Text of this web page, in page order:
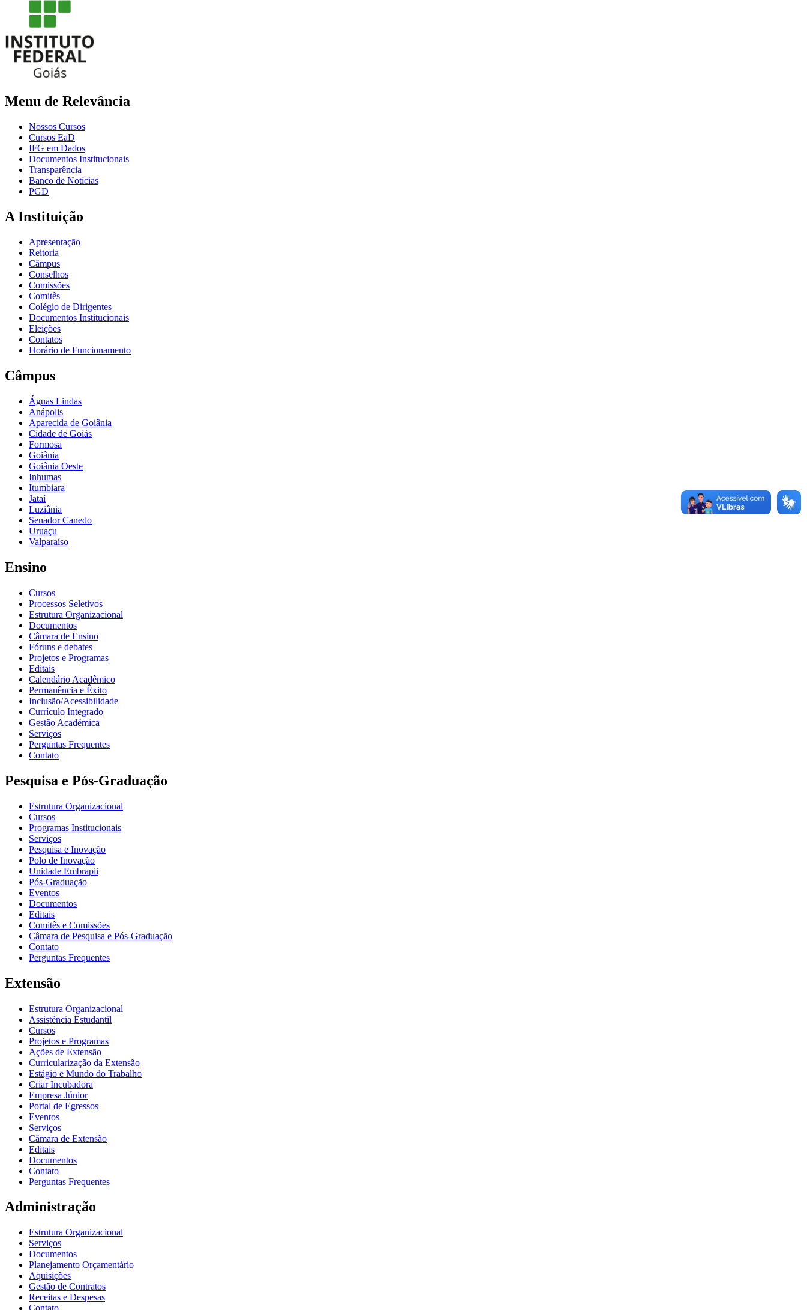
Menu de Relevância
Nossos Cursos
Cursos EaD
IFG em Dados
Documentos Institucionais
Transparência
Banco de Notícias
PGD
A Instituição
Apresentação
Reitoria
Câmpus
Conselhos
Comissões
Comitês
Colégio de Dirigentes
Documentos Institucionais
Eleições
Contatos
Horário de Funcionamento
Câmpus
Águas Lindas
Anápolis
Aparecida de Goiânia
Cidade de Goiás
Formosa
Goiânia
Goiânia Oeste
Inhumas
Itumbiara
Jataí
Luziânia
Senador Canedo
Uruaçu
Valparaíso
Ensino
Cursos
Processos Seletivos
Estrutura Organizacional
Documentos
Câmara de Ensino
Fóruns e debates
Projetos e Programas
Editais
Calendário Acadêmico
Permanência e Êxito
Inclusão/Acessibilidade
Currículo Integrado
Gestão Acadêmica
Serviços
Perguntas Frequentes
Contato
Pesquisa e Pós-Graduação
Estrutura Organizacional
Cursos
Programas Institucionais
Serviços
Pesquisa e Inovação
Polo de Inovação
Unidade Embrapii
Pós-Graduação
Eventos
Documentos
Editais
Comitês e Comissões
Câmara de Pesquisa e Pós-Graduação
Contato
Perguntas Frequentes
Extensão
Estrutura Organizacional
Assistência Estudantil
Cursos
Projetos e Programas
Ações de Extensão
Curricularização da Extensão
Estágio e Mundo do Trabalho
Criar Incubadora
Empresa Júnior
Portal de Egressos
Eventos
Serviços
Câmara de Extensão
Editais
Documentos
Contato
Perguntas Frequentes
Administração
Estrutura Organizacional
Serviços
Documentos
Planejamento Orçamentário
Aquisições
Gestão de Contratos
Receitas e Despesas